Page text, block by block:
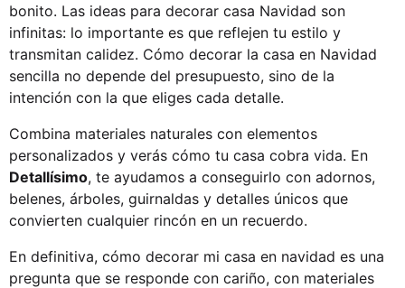
bonito. Las ideas para decorar casa Navidad son
infinitas: lo importante es que reflejen tu estilo y
transmitan calidez. Cómo decorar la casa en Navidad
sencilla no depende del presupuesto, sino de la
intención con la que eliges cada detalle.
Combina materiales naturales con elementos
personalizados y verás cómo tu casa cobra vida. En
Detallísimo, te ayudamos a conseguirlo con adornos,
belenes, árboles, guirnaldas y detalles únicos que
convierten cualquier rincón en un recuerdo.
En definitiva, cómo decorar mi casa en navidad es una
pregunta que se responde con cariño, con materiales